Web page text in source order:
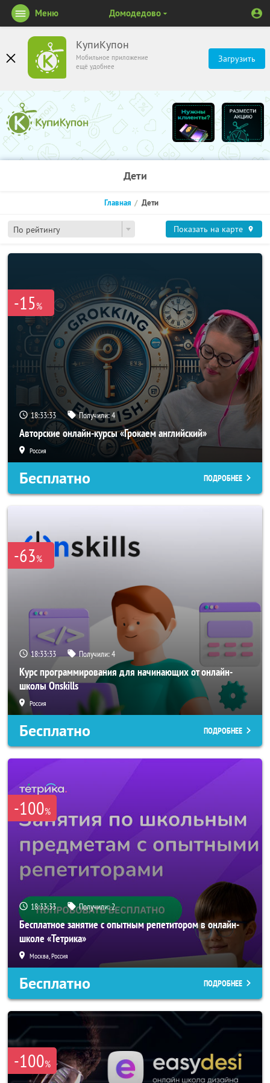
КупиКупон
Мобильное приложение
ещё удобнее
Загрузить
Меню Домодедово
Дети
По рейтингу
Главная Дети
Показать на карте
-15%
18:33:32 Получили:4
Авторские онлайн-курсы «Грокаем английский»
Россия
Бесплатно ПОДРОБНЕЕ
-63%
18:33:32 Получили:4
Курс программирования для начинающих от онлайн-
школы Onskills
Россия
Бесплатно ПОДРОБНЕЕ
-100%
18:33:32 Получили:2
Бесплатное занятие с опытным репетитором в онлайн-
школе «Тетрика»
Москва, Россия
Бесплатно ПОДРОБНЕЕ
-100%